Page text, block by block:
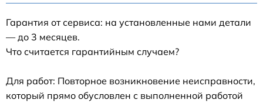
Гарантия от сервиса: на установленные нами детали
— до 3 месяцев.
Что считается гарантийным случаем?
Для работ: Повторное возникновение неисправности,
который прямо обусловлен с выполненной работой